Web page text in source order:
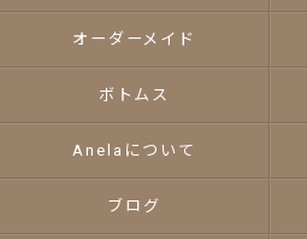
オーダーメイド
ボトムス
Anelaについて
ブログ